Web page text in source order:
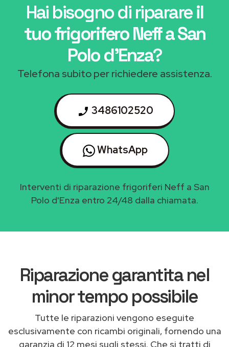
Hai bisogno di riparareil
tuo frigorifero Neff a San
Polo d'Enza?
Telefona subito per richiedere assistenza.
3486102520
WhatsApp
Interventi di riparazione frigoriferi Neff a San
Polo d'Enza entro 24/48 dalla chiamata.
Riparazione garantita nel
minor tempo possibile
Tutte le riparazioni vengono eseguite
esclusivamente con ricambi originali, fornendo una
garanzia di 12 mesi sugli stessi. Che si tratti di